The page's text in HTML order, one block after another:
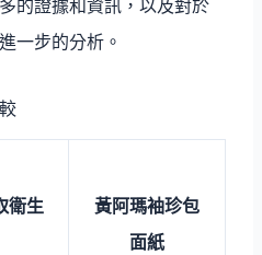
的證據和資訊，以及對於
一步的分析。
衛生
黃阿瑪袖珍包
面紙